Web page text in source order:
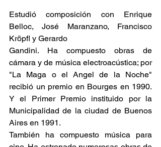
Estudió composición con Enrique
Belloc, José Maranzano, Francisco
Kröpfl y Gerardo
Gandini. Ha compuesto obras de
cámara y de música electroacústica; por
"La Maga o el Angel de la Noche"
recibió un premio en Bourges en 1990.
Y el Primer Premio instituido por la
Municipalidad de la ciudad de Buenos
Aires en 1991.
También ha compuesto música para